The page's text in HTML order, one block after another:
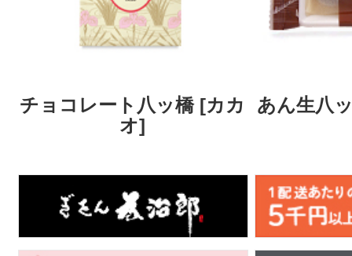
チョコレート八ッ橋 [カカ
オ]
あん生八